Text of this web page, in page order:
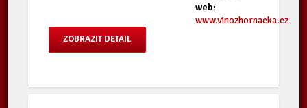
web:
www.vinozhornacka.cz
ZOBRAZIT DETAIL